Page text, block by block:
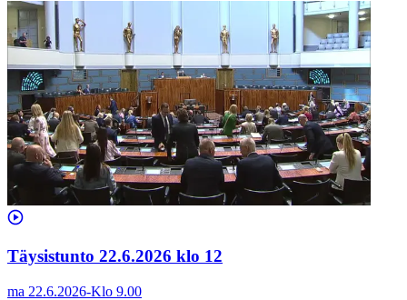
Täysistunto 22.6.2026 klo 12
ma 22.6.2026-Klo 9.00